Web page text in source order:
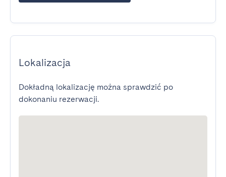
Lokalizacja
Dokładną lokalizację można sprawdzić po
dokonaniu rezerwacji.